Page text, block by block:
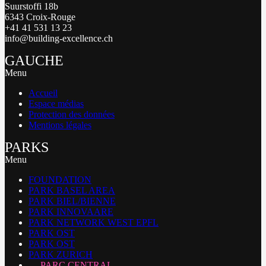
Suurstoffi 18b
6343 Croix-Rouge
+41 41 531 13 23
info@building-excellence.ch
GAUCHE
Menu
Accueil
Espace médias
Protection des données
Mentions légales
PARKS
Menu
FOUNDATION
PARK BASEL AREA
PARK BIEL/BIENNE
PARK INNOVAARE
PARK NETWORK WEST EPFL
PARK OST
PARK OST
PARK ZURICH